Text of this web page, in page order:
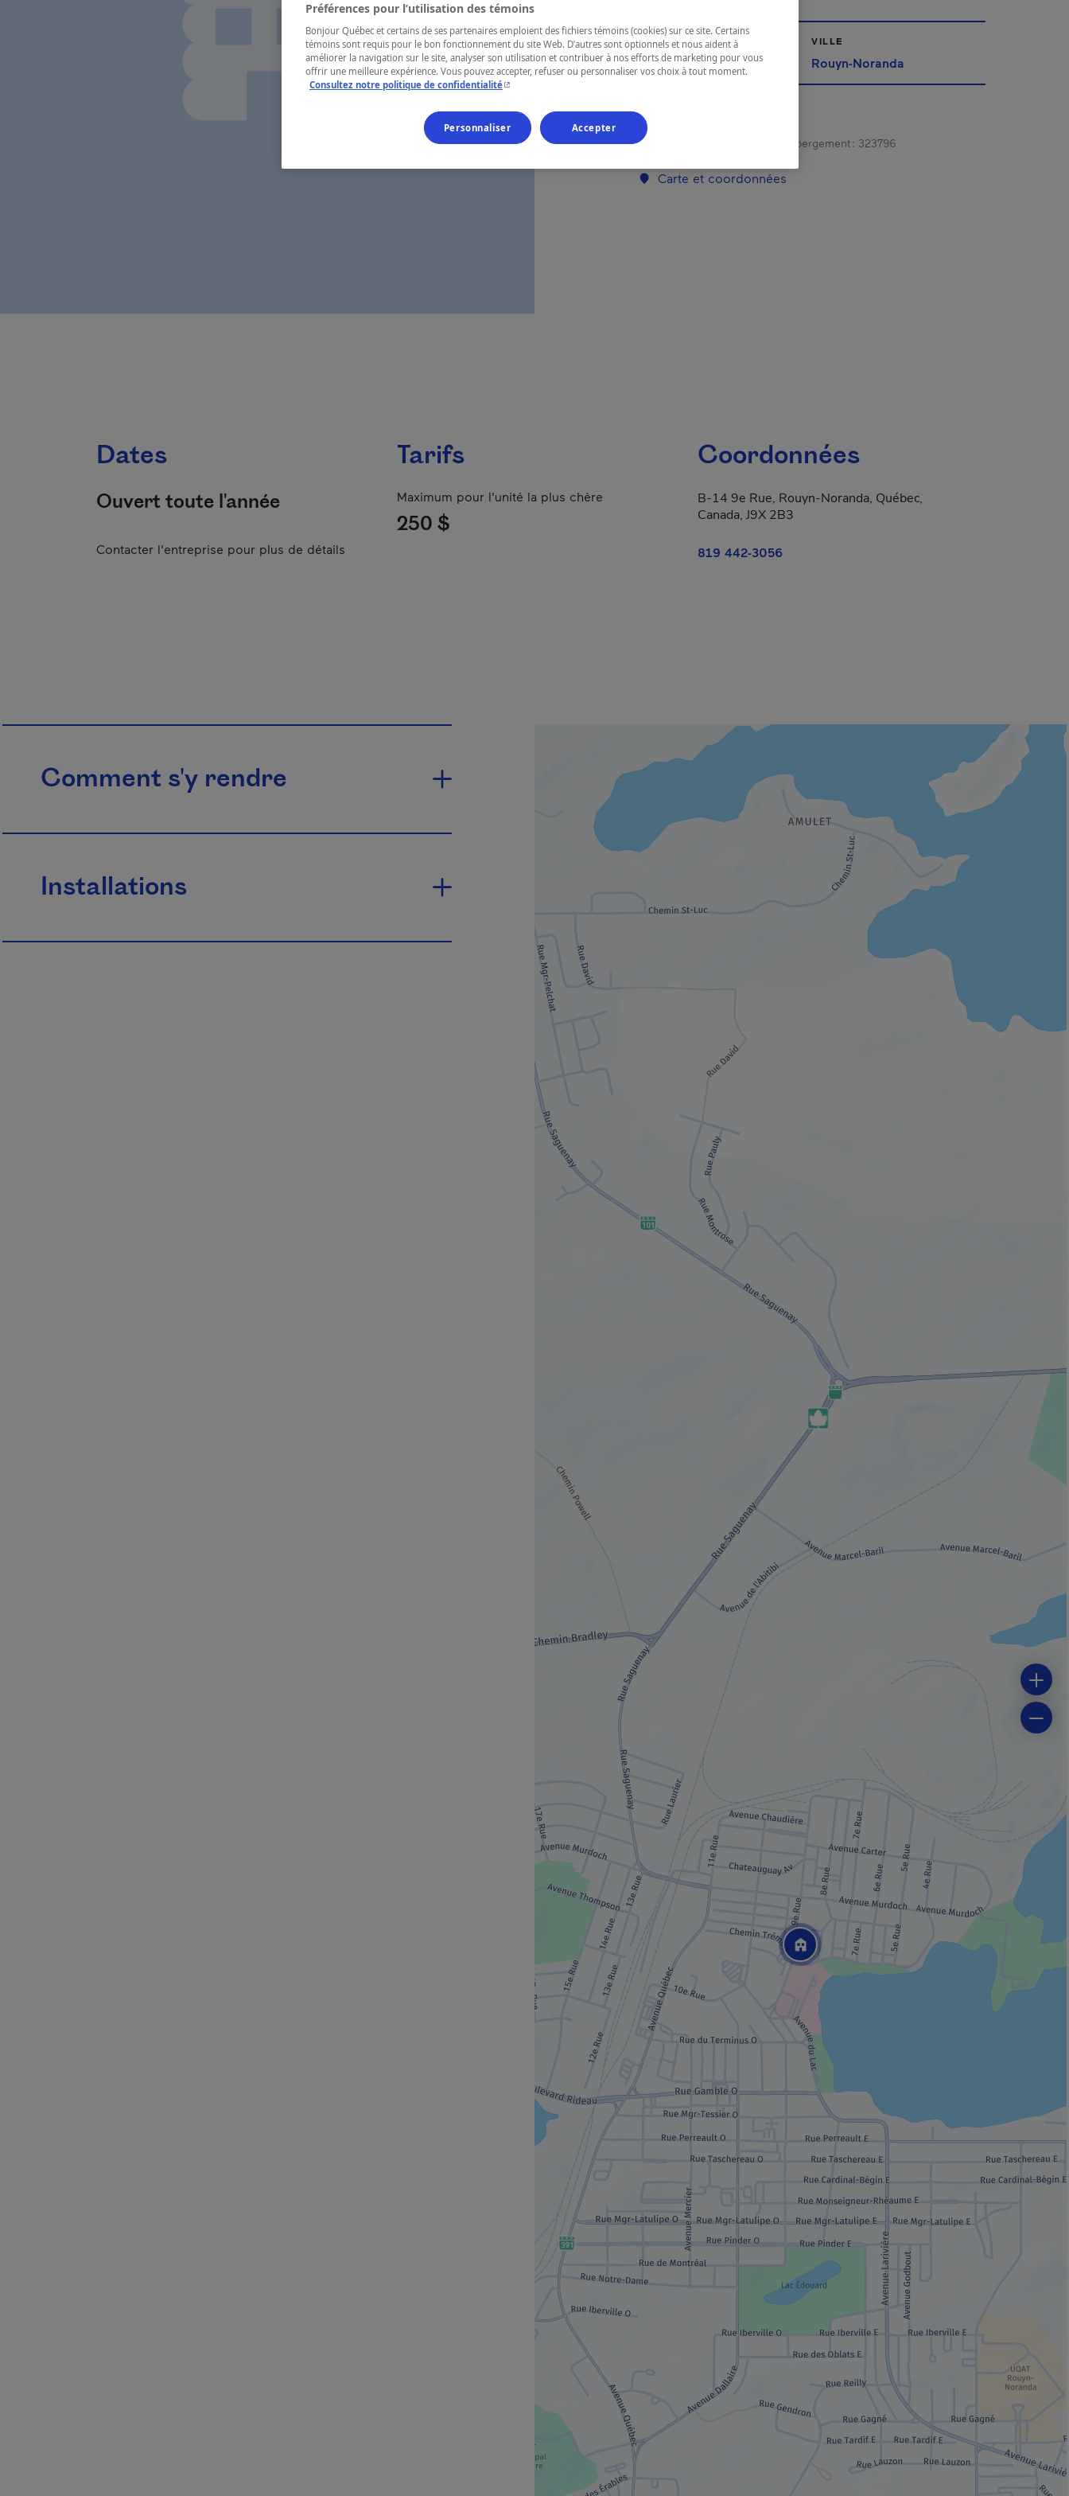
RÉGION
Abitibi-Témiscamingue
VILLE
Rouyn-Noranda
Numéro d’enregistrement d’hébergement : 323796
Carte et coordonnées
Dates
Ouvert toute l'année
Contacter l'entreprise pour plus de détails
Tarifs
Maximum pour l'unité la plus chère
250 $
Coordonnées
B-14 9e Rue, Rouyn-Noranda, Québec,
Canada, J9X 2B3
819 442-3056
Comment s'y rendre
Installations
Préférences pour l’utilisation des témoins
Bonjour Québec et certains de ses partenaires emploient des fichiers témoins (cookies) sur ce site. Certains
témoins sont requis pour le bon fonctionnement du site Web. D’autres sont optionnels et nous aident à
améliorer la navigation sur le site, analyser son utilisation et contribuer à nos efforts de marketing pour vous
offrir une meilleure expérience. Vous pouvez accepter, refuser ou personnaliser vos choix à tout moment.
Consultez notre politique de confidentialité- Cet hyperlien s'ouvrira dans une nouvelle fenêtre.
Personnaliser Accepter